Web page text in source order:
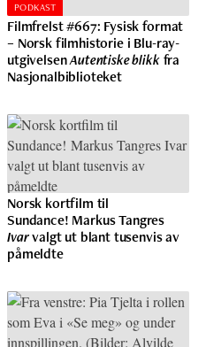
PODKAST
Filmfrelst #667: Fysisk format
– Norsk filmhistorie i Blu-ray-
utgivelsenAutentiske blikkfra
Nasjonalbiblioteket
Norsk kortfilm til
Sundance! Markus Tangres
Ivarvalgt ut blant tusenvis av
påmeldte